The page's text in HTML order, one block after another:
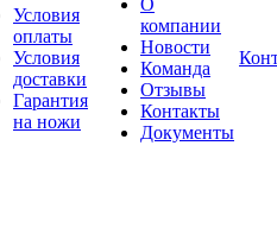
Условия
оплаты
Условия
доставки
Гарантия
на ножи
О
компании
Новости
Команда
Отзывы
Контакты
Документы